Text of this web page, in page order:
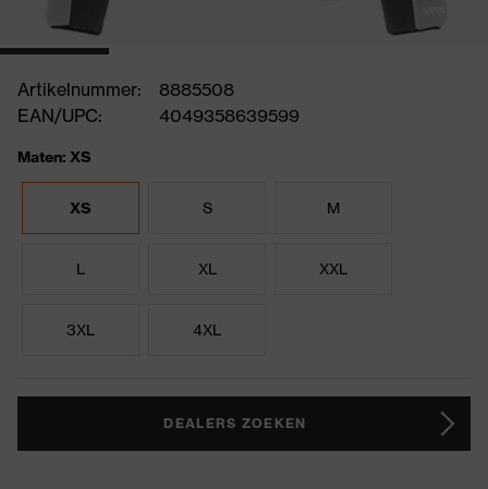
Artikelnummer:
8885508
EAN/UPC:
4049358639599
Maten: XS
XS S M
L XL XXL
3XL 4XL
DEALERS ZOEKEN